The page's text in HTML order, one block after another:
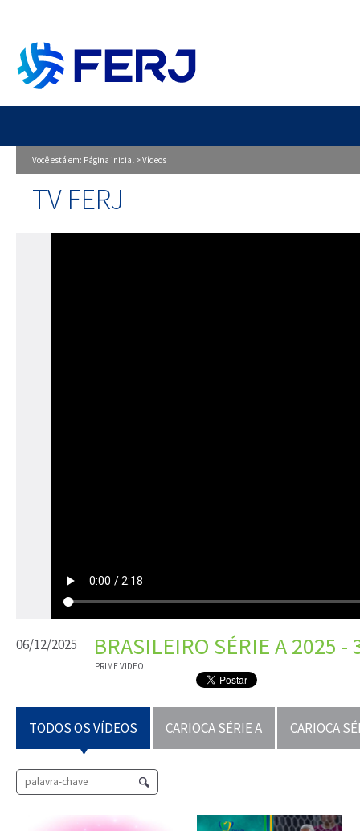
Você está em: Página inicial >Vídeos
TV FERJ
06/12/2025 BRASILEIRO SÉRIE A 2025 -
PRIME VIDEO
TODOS OS VÍDEOS CARIOCA SÉRIE A CARIOCA